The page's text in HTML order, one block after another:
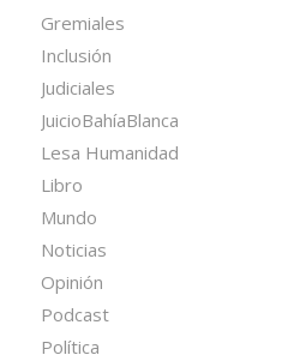
Gremiales
Inclusión
Judiciales
JuicioBahíaBlanca
Lesa Humanidad
Libro
Mundo
Noticias
Opinión
Podcast
Política